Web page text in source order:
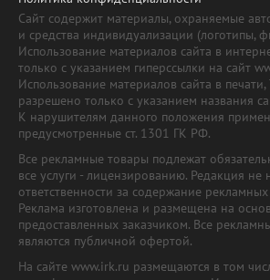
Сайт содержит материалы, охраняемые
и средства индивидуализации (логотипы,
Использование материалов сайта в
только с указанием гиперссылки на сайт
Использование материалов сайта в
разрешено только с указанием названия
К нарушителям данного положения
предусмотренные ст. 1301 ГК РФ.
Все рекламные товары подлежат
все услуги - лицензированию. Редакция не
ответственности за содержание
Реклама изготовлена и размещена на
предоставленных заказчиком. Все
являются публичной офертой.
На сайте www.irk.ru размещаются в том